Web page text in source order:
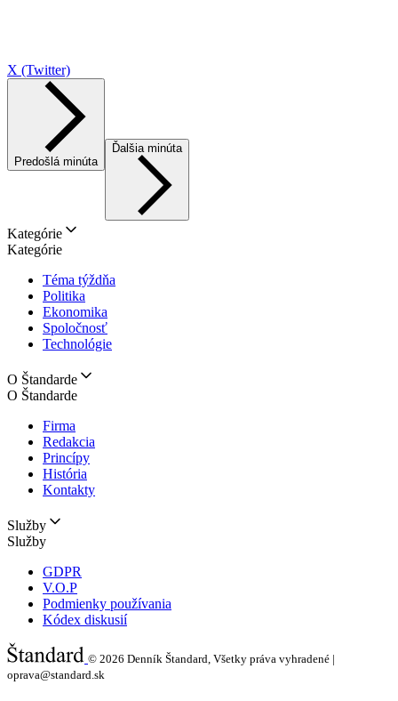
X (Twitter)
Predošlá minúta
Ďalšia minúta
Kategórie
Kategórie
Téma týždňa
Politika
Ekonomika
Spoločnosť
Technológie
O Štandarde
O Štandarde
Firma
Redakcia
Princípy
História
Kontakty
Služby
Služby
GDPR
V.O.P
Podmienky používania
Kódex diskusií
© 2026 Denník Štandard, Všetky práva vyhradené |
oprava@standard.sk